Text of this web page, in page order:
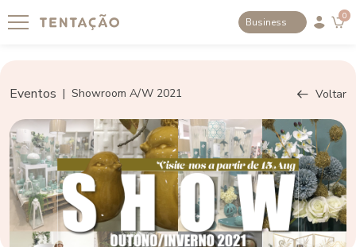
Business
0
Eventos | Showroom A/W 2021 Voltar